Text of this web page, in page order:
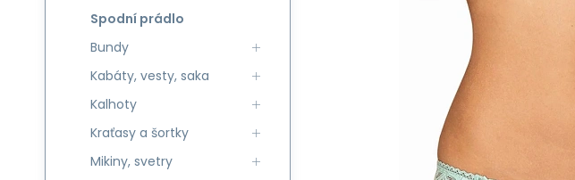
Spodní prádlo
Bundy
Kabáty, vesty, saka
Kalhoty
Kraťasy a šortky
Mikiny, svetry